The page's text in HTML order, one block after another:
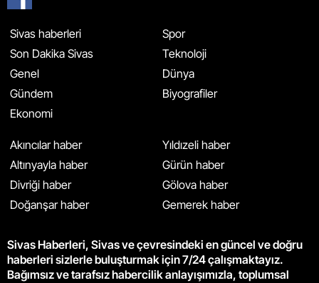
Sivas haberleri
Son Dakika Sivas
Genel
Gündem
Ekonomi
Spor
Teknoloji
Dünya
Biyografiler
Akıncılar haber
Altınyayla haber
Divriği haber
Doğanşar haber
Yıldızeli haber
Gürün haber
Gölova haber
Gemerek haber
Sivas Haberleri, Sivas ve çevresindeki en güncel ve doğru
haberleri sizlerle buluşturmak için 7/24 çalışmaktayız.
Bağımsız ve tarafsız habercilik anlayışımızla, toplumsal